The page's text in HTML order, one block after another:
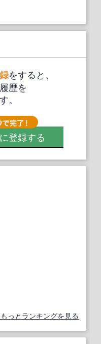
をすると、
歴を
。
に登録する
もっとランキングを見る